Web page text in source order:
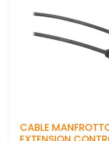
CABLE